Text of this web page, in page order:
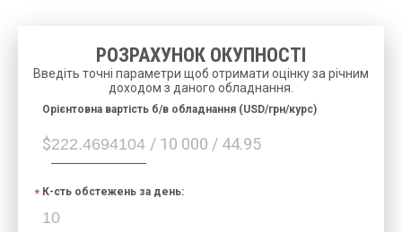
РОЗРАХУНОК ОКУПНОСТІ
Введіть точні параметри щоб отримати оцінку за річним
доходом з даного обладнання.
$ / 10 000 / 44.95
Орієнтовна вартість б/в обладнання (USD/грн/курс)
К-сть обстежень за день: